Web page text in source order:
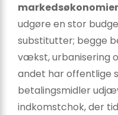
udgøre en stor
substitutter; begge
vækst, urbanisering
andet har offentlige
betalingsmidler
indkomstchok, der